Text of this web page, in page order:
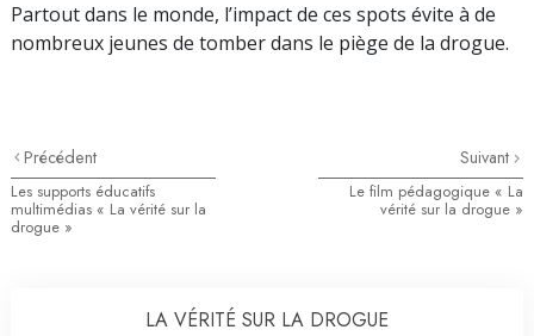
Partout dans le monde, l’impact de ces spots évite à de
nombreux jeunes de tomber dans le piège de la drogue.
Précédent
Les supports éducatifs
multimédias « La vérité sur la
drogue »
Suivant
Le film pédagogique « La
vérité sur la drogue »
LA VÉRITÉ SUR LA DROGUE